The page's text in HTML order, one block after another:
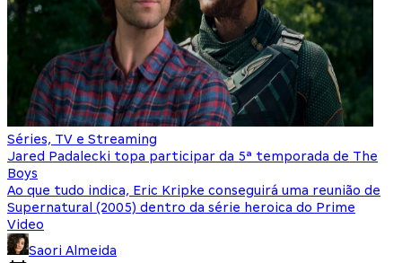
Séries, TV e Streaming
Jared Padalecki topa participar da 5ª temporada de The
Boys
Ao que tudo indica, Eric Kripke conseguirá uma reunião de
Supernatural (2005) dentro da série heroica do Prime
Video
Saori Almeida